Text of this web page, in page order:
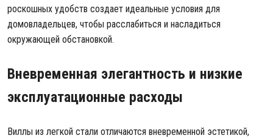
роскошных удобств создает идеальные условия для
домовладельцев, чтобы расслабиться и насладиться
окружающей обстановкой.
Вневременная элегантность и низкие
эксплуатационные расходы
Виллы из легкой стали отличаются вневременной эстетикой,